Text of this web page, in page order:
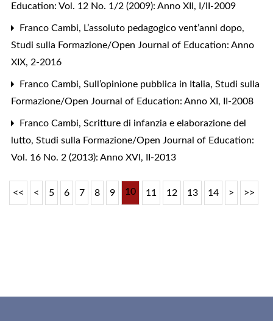
Education: Vol. 12 No. 1/2 (2009): Anno XII, I/II-2009
Franco Cambi, L’assoluto pedagogico vent’anni dopo,
Studi sulla Formazione/Open Journal of Education: Anno
XIX, 2-2016
Franco Cambi, Sull’opinione pubblica in Italia, Studi sulla
Formazione/Open Journal of Education: Anno XI, II-2008
Franco Cambi, Scritture di infanzia e elaborazione del
lutto, Studi sulla Formazione/Open Journal of Education:
Vol. 16 No. 2 (2013): Anno XVI, II-2013
<< < 5 6 7 8 9 10 11 12 13 14 > >>